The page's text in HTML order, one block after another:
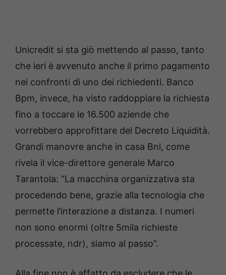
Unicredit si sta giò mettendo al passo, tanto
che ieri è avvenuto anche il primo pagamento
nei confronti di uno dei richiedenti. Banco
Bpm, invece, ha visto raddoppiare la richiesta
fino a toccare le 16.500 aziende che
vorrebbero approfittare del Decreto Liquidità.
Grandi manovre anche in casa Bnl, come
rivela il vice-direttore generale Marco
Tarantola: “La macchina organizzativa sta
procedendo bene, grazie alla tecnologia che
permette l’interazione a distanza. I numeri
non sono enormi (oltre 5mila richieste
processate, ndr), siamo al passo”.